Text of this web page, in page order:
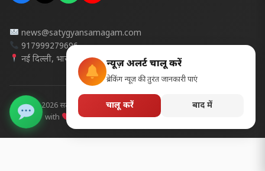
न्यूज़ अलर्ट चालू करें
ब्रेकिंग न्यूज़ की तुरंत जानकारी पाएं
चालू करें बाद में
news@satygyansamagam.com
917999279696
नई दिल्ली, भारत
© 2026 सत्यज्ञान समागम- सभी अधिकार सुरक्षित | Design & Developed
with
in India | Design by @ cgpscedu pradeep